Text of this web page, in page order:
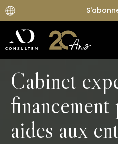
Cabinet
aides aux